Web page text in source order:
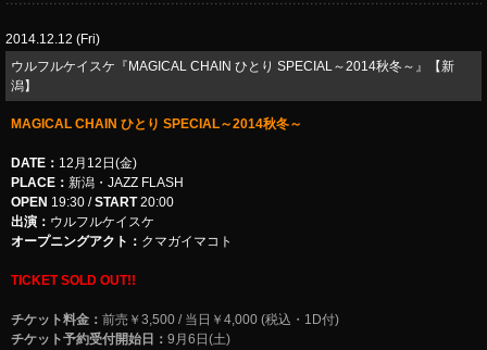
2014.12.12 (Fri)
ウルフルケイスケ『MAGICAL CHAIN ひとり SPECIAL～2014秋冬～』【新
潟】
MAGICAL CHAIN ひとり SPECIAL～2014秋冬～
DATE： 12月12日(金)
PLACE： 新潟・JAZZ FLASH
OPEN 19:30 /START20:00
出演： ウルフルケイスケ
オープニングアクト： クマガイマコト
TICKET SOLD OUT!!
チケット料金： 前売￥3,500 / 当日￥4,000 (税込・1D付)
チケット予約受付開始日： 9月6日(土)